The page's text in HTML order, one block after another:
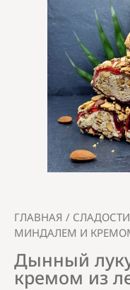
ГЛАВНАЯ / СЛАДОСТИ
МИНДАЛЕМ И
Дынный
кремом из